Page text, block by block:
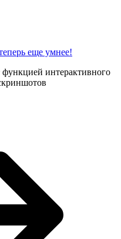
еще умнее!
интерактивного